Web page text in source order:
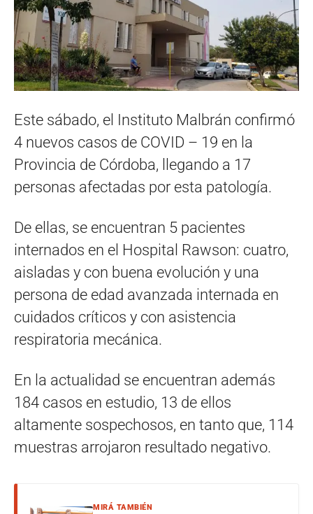
Este sábado, el Instituto Malbrán confirmó
4 nuevos casos de COVID – 19 en la
Provincia de Córdoba, llegando a 17
personas afectadas por esta patología.
De ellas, se encuentran 5 pacientes
internados en el Hospital Rawson: cuatro,
aisladas y con buena evolución y una
persona de edad avanzada internada en
cuidados críticos y con asistencia
respiratoria mecánica.
En la actualidad se encuentran además
184 casos en estudio, 13 de ellos
altamente sospechosos, en tanto que, 114
muestras arrojaron resultado negativo.
MIRÁ TAMBIÉN